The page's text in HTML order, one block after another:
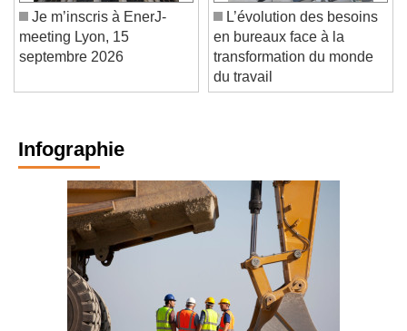
Je m’inscris à EnerJ-
meeting Lyon, 15
L’évolution des besoins
en bureaux face à la
transformation du monde
du travail
Infographie